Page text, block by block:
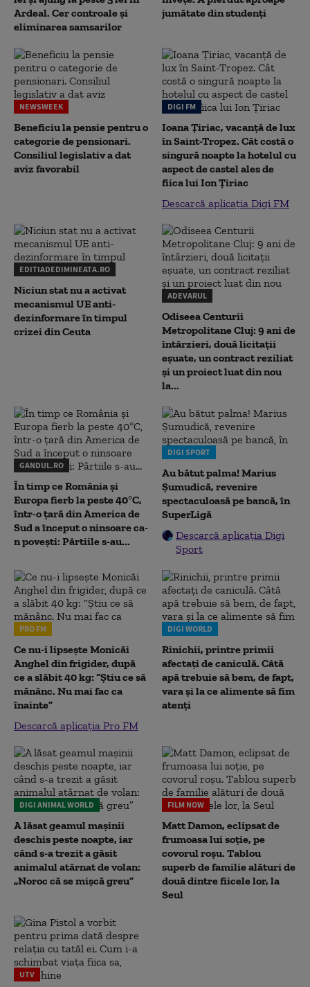
Ardeal. Cer controale și
eliminarea samsarilor
jumătate din studenţi
NEWSWEEK
Beneficiu la pensie pentru o
categorie de pensionari.
Consiliul legislativ a dat
aviz favorabil
DIGI FM
Ioana Țiriac, vacanță de lux
în Saint-Tropez. Cât costă o
singură noapte la hotelul cu
aspect de castel ales de
fiica lui Ion Țiriac
Descarcă aplicația Digi FM
EDITIADEDIMINEATA.RO
Niciun stat nu a activat
mecanismul UE anti-
dezinformare în timpul
crizei din Ceuta
ADEVARUL
Odiseea Centurii
Metropolitane Cluj: 9 ani de
întârzieri, două licitații
eșuate, un contract reziliat
și un proiect luat din nou
la...
GANDUL.RO
În timp ce România și
Europa fierb la peste 40°C,
într-o țară din America de
Sud a început o ninsoare ca-
n povești: Pârtiile s-au...
DIGI SPORT
Au bătut palma! Marius
Șumudică, revenire
spectaculoasă pe bancă, în
SuperLigă
Descarcă aplicația Digi
Sport
PRO FM
Ce nu-i lipsește Monicăi
Anghel din frigider, după
ce a slăbit 40 kg: “Știu ce să
mănânc. Nu mai fac ca
înainte”
Descarcă aplicația Pro FM
DIGI WORLD
Rinichii, printre primii
afectați de caniculă. Câtă
apă trebuie să bem, de fapt,
vara și la ce alimente să fim
atenți
DIGI ANIMAL WORLD
A lăsat geamul mașinii
deschis peste noapte, iar
când s-a trezit a găsit
animalul atârnat de volan:
„Noroc că se mișcă greu”
FILM NOW
Matt Damon, eclipsat de
frumoasa lui soție, pe
covorul roșu. Tablou
superb de familie alături de
două dintre fiicele lor, la
Seul
UTV